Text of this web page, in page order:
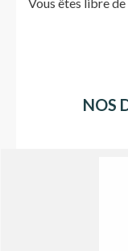
Vous êtes libre
NOS